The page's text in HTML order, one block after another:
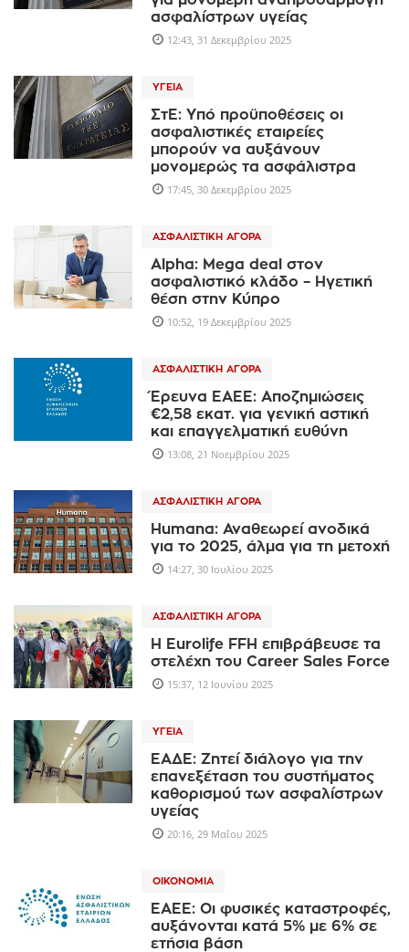
ασφαλίστρων υγείας
12:43, 31 Δεκεμβρίου 2025
ΥΓΕΊΑ
ΣτΕ: Yπό προϋποθέσεις oι
ασφαλιστικές εταιρείες
μπορούν να αυξάνουν
μονομερώς τα ασφάλιστρα
17:45, 30 Δεκεμβρίου 2025
ΑΣΦΑΛΙΣΤΙΚΉ ΑΓΟΡΆ
Alpha: Μega deal στον
ασφαλιστικό κλάδο – Ηγετική
θέση στην Κύπρο
10:52, 19 Δεκεμβρίου 2025
ΑΣΦΑΛΙΣΤΙΚΉ ΑΓΟΡΆ
Έρευνα ΕΑΕΕ: Αποζημιώσεις
€2,58 εκατ. για γενική αστική
και επαγγελματική ευθύνη
13:08, 21 Νοεμβρίου 2025
ΑΣΦΑΛΙΣΤΙΚΉ ΑΓΟΡΆ
Humana: Αναθεωρεί ανοδικά
για το 2025, άλμα για τη μετοχή
14:27, 30 Ιουλίου 2025
ΑΣΦΑΛΙΣΤΙΚΉ ΑΓΟΡΆ
Η Eurolife FFH επιβράβευσε τα
στελέχη του Career Sales Force
15:37, 12 Ιουνίου 2025
ΥΓΕΊΑ
ΕΑΔΕ: Ζητεί διάλογο για την
επανεξέταση του συστήματος
καθορισμού των ασφαλίστρων
υγείας
20:16, 29 Μαΐου 2025
ΟΙΚΟΝΟΜΊΑ
ΕΑΕΕ: Οι φυσικές καταστροφές,
αυξάνονται κατά 5% με 6% σε
ετήσια βάση